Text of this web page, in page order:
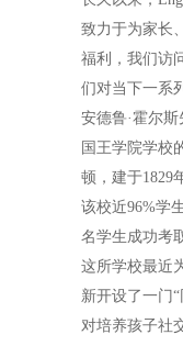
致力于为家长
福利，我们访
们对当下一系
安德鲁·霍尔
国王学院学校
顿，建于1829
该校近96%学
名学生成功考
这所学校最近
新开设了一门
对培养孩子社